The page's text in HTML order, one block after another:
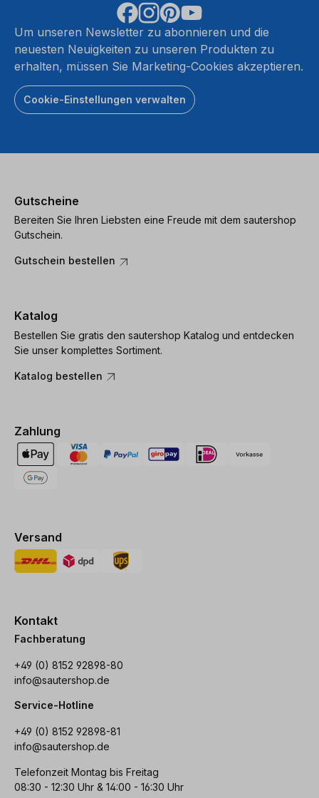
Um unseren Newsletter zu abonnieren und die
neuesten Neuigkeiten zu unseren Produkten zu
erhalten, müssen Sie Marketing-Cookies akzeptieren.
Cookie-Einstellungen verwalten
Gutscheine
Bereiten Sie Ihren Liebsten eine Freude mit dem sautershop
Gutschein.
Gutschein bestellen
Katalog
Bestellen Sie gratis den sautershop Katalog und entdecken
Sie unser komplettes Sortiment.
Katalog bestellen
Zahlung
Versand
Kontakt
Fachberatung
+49 (0) 8152 92898-80
info@sautershop.de
Service-Hotline
+49 (0) 8152 92898-81
info@sautershop.de
Telefonzeit Montag bis Freitag
08:30 - 12:30 Uhr & 14:00 - 16:30 Uhr